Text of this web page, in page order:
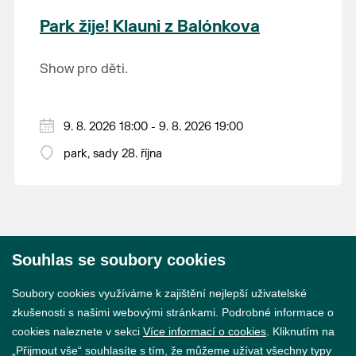
krajina na světě, která je zapsána na Seznam
světového přírodního a kulturního dědictví
Park žije! Klauni z Balónkova
Show pro děti.
9. 8. 2026 18:00 - 9. 8. 2026 19:00
park, sady 28. října
Souhlas se soubory cookies
Soubory cookies využíváme k zajištění nejlepší uživatelské
zkušenosti s našimi webovými stránkami. Podrobné informace o
cookies naleznete v sekci Více informací o cookies . Kliknutím na
„Přijmout vše“ souhlasíte s tím, že můžeme užívat všechny typy